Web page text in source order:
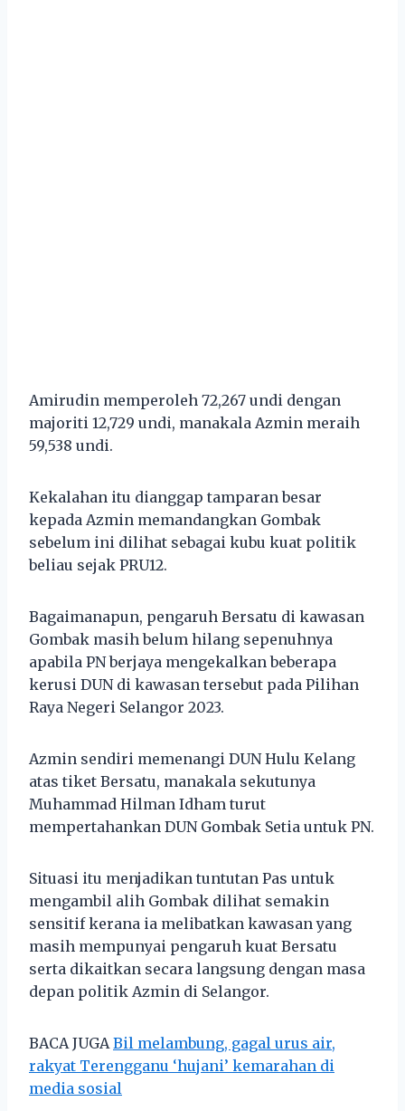
Amirudin memperoleh 72,267 undi dengan
majoriti 12,729 undi, manakala Azmin meraih
59,538 undi.
Kekalahan itu dianggap tamparan besar
kepada Azmin memandangkan Gombak
sebelum ini dilihat sebagai kubu kuat politik
beliau sejak PRU12.
Bagaimanapun, pengaruh Bersatu di kawasan
Gombak masih belum hilang sepenuhnya
apabila PN berjaya mengekalkan beberapa
kerusi DUN di kawasan tersebut pada Pilihan
Raya Negeri Selangor 2023.
Azmin sendiri memenangi DUN Hulu Kelang
atas tiket Bersatu, manakala sekutunya
Muhammad Hilman Idham turut
mempertahankan DUN Gombak Setia untuk PN.
Situasi itu menjadikan tuntutan Pas untuk
mengambil alih Gombak dilihat semakin
sensitif kerana ia melibatkan kawasan yang
masih mempunyai pengaruh kuat Bersatu
serta dikaitkan secara langsung dengan masa
depan politik Azmin di Selangor.
BACA JUGA Bil melambung, gagal urus air,
rakyat Terengganu ‘hujani’ kemarahan di
media sosial